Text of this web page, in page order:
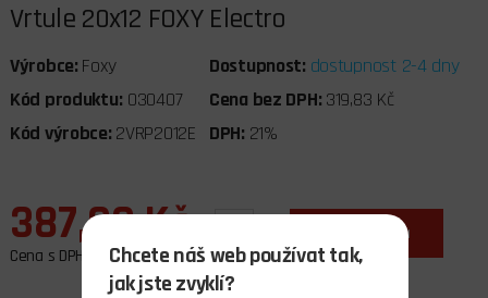
Vrtule 20x12 FOXY Electro
Výrobce: Foxy Dostupnost: dostupnost 2-4 dny
Kód produktu: 030407 Cena bez DPH: 319,83 Kč
Kód výrobce: 2VRP2012E DPH: 21%
387,00 Kč
Cena s DPH
do košíku
Chcete náš web používat tak,
jak jste zvyklí?